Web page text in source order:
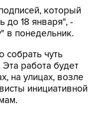
который
до 18 января", -
в понедельник.
собрать чуть
работа будет
на улицах, возле
инициативной